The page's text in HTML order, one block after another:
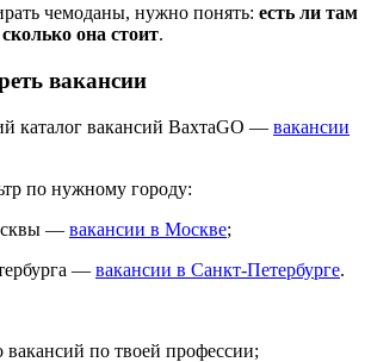
чемоданы, нужно понять: есть ли там
она стоит.
вакансии
каталог вакансий ВахтаGO — вакансии
по нужному городу:
— вакансии в Москве;
— вакансии в Санкт-Петербурге.
вакансий по твоей профессии;